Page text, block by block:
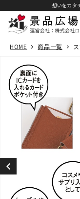
想いをカタ
HOME 商品一覧 ス